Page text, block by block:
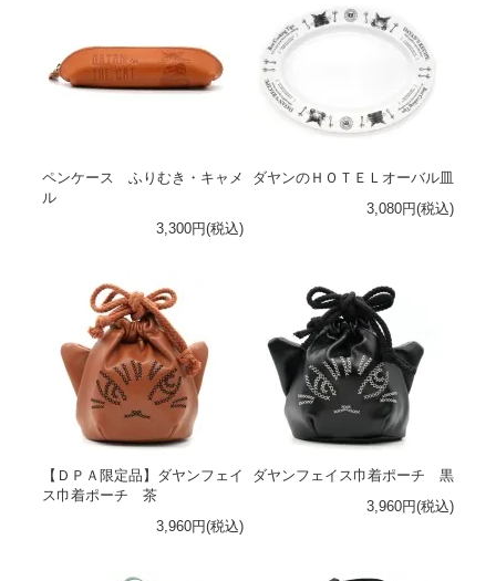
ペンケース ふりむき・キャメ
ル
3,300円(税込)
ダヤンのＨＯＴＥＬオーバル皿
3,080円(税込)
【ＤＰＡ限定品】ダヤンフェイ
ス巾着ポーチ 茶
3,960円(税込)
ダヤンフェイス巾着ポーチ 黒
3,960円(税込)